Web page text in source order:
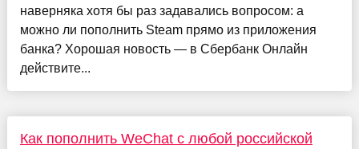
наверняка хотя бы раз задавались вопросом: а
можно ли пополнить Steam прямо из приложения
банка? Хорошая новость — в Сбербанк Онлайн
действите...
Как пополнить WeChat с любой российской